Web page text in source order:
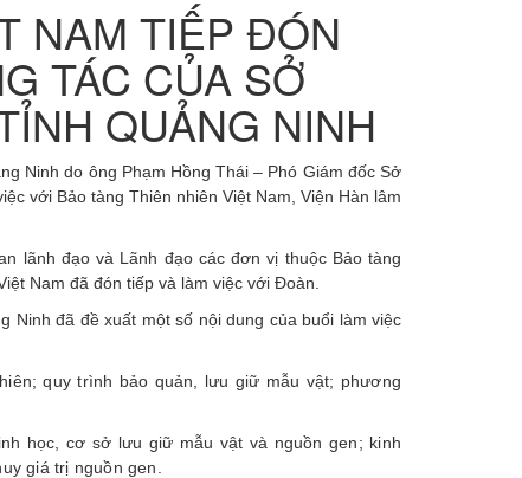
NAM TIẾP ĐÓN
TÁC CỦA SỞ
QUẢNG NINH
Ninh do ông Phạm Hồng Thái – Phó Giám đốc Sở
với Bảo tàng Thiên nhiên Việt Nam, Viện Hàn lâm
lãnh đạo và Lãnh đạo các đơn vị thuộc Bảo tàng
Nam đã đón tiếp và làm việc với Đoàn.
Ninh đã đề xuất một số nội dung của buổi làm việc
quy trình bảo quản, lưu giữ mẫu vật; phương
học, cơ sở lưu giữ mẫu vật và nguồn gen; kinh
giá trị nguồn gen.